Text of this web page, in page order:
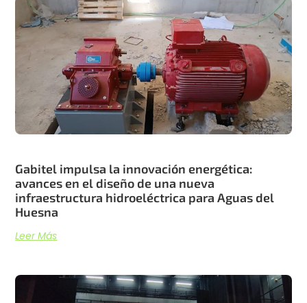
Gabitel impulsa la innovación energética:
avances en el diseño de una nueva
infraestructura hidroeléctrica para Aguas del
Huesna
Leer Más